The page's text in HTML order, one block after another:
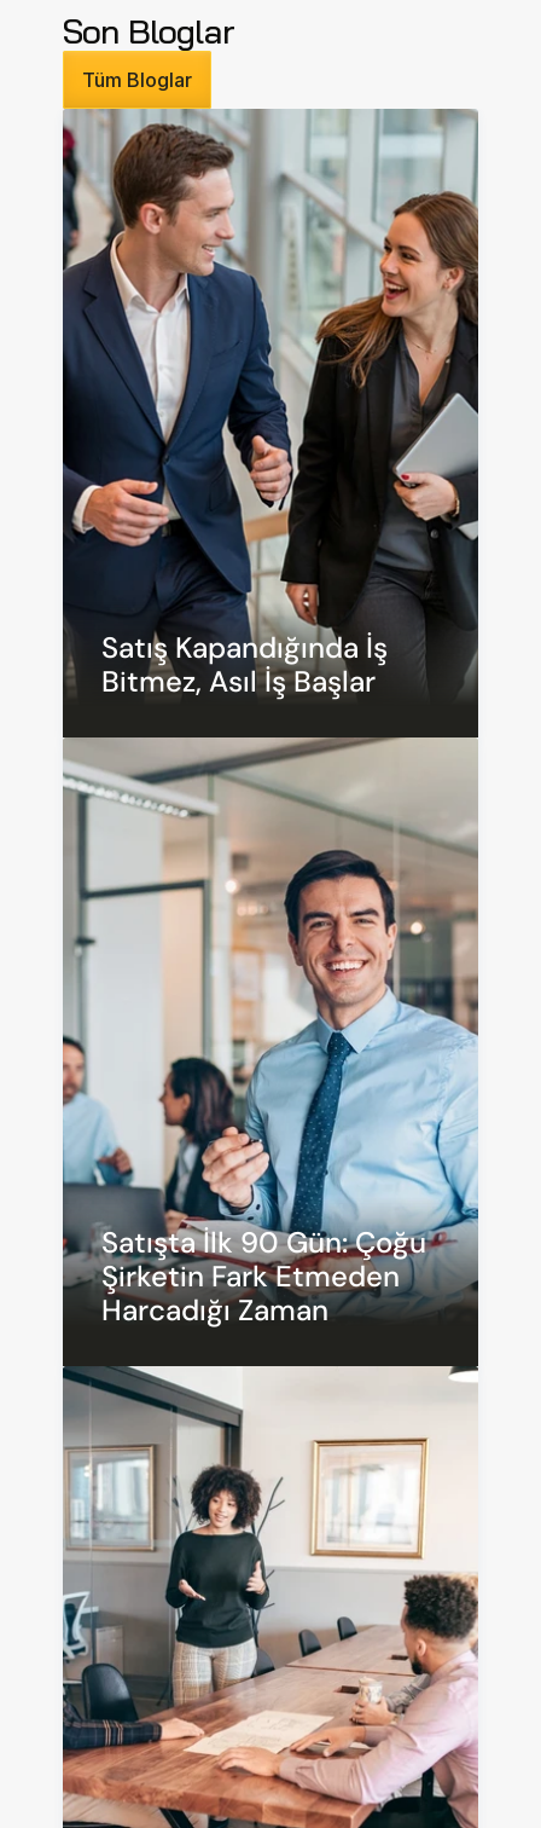
Son Bloglar
Tüm Bloglar
Satış Kapandığında İş
Bitmez, Asıl İş Başlar
Satışta İlk 90 Gün: Çoğu
Şirketin Fark Etmeden
Harcadığı Zaman